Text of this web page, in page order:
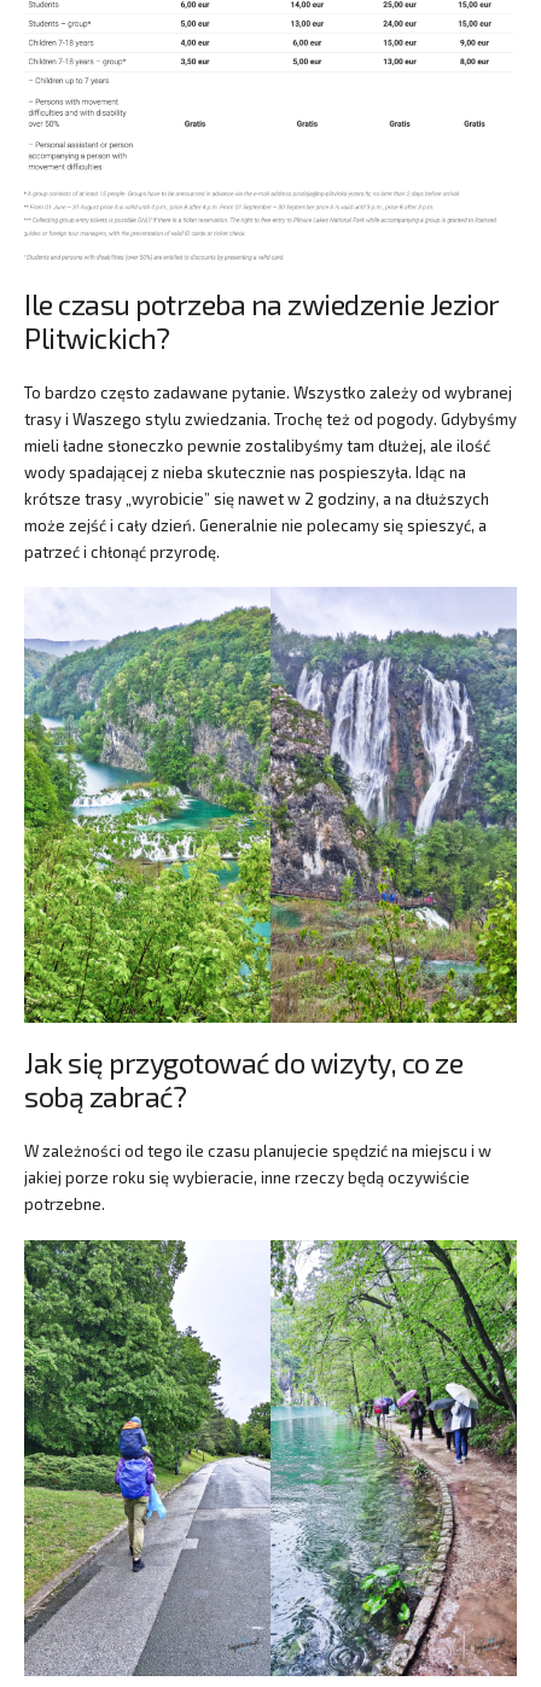
Ile czasu potrzeba na zwiedzenie Jezior
Plitwickich?
To bardzo często zadawane pytanie. Wszystko zależy od wybranej
trasy i Waszego stylu zwiedzania. Trochę też od pogody. Gdybyśmy
mieli ładne słoneczko pewnie zostalibyśmy tam dłużej, ale ilość
wody spadającej z nieba skutecznie nas pospieszyła. Idąc na
krótsze trasy „wyrobicie” się nawet w 2 godziny, a na dłuższych
może zejść i cały dzień. Generalnie nie polecamy się spieszyć, a
patrzeć i chłonąć przyrodę.
Jak się przygotować do wizyty, co ze
sobą zabrać?
W zależności od tego ile czasu planujecie spędzić na miejscu i w
jakiej porze roku się wybieracie, inne rzeczy będą oczywiście
potrzebne.